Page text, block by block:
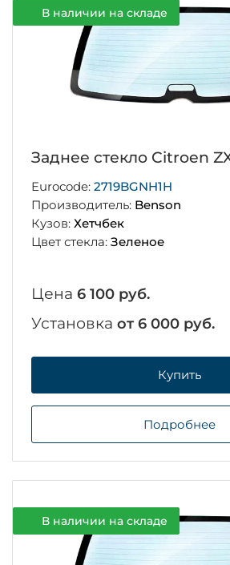
В наличии на складе
Заднее стекло Citroen
Eurocode: 2719BGNH1H
Производитель: Benson
Кузов: Хетчбек
Цвет стекла: Зеленое
Цена 6 100 руб.
Установка от 6 000 руб.
Купить
Подробнее
В наличии на складе